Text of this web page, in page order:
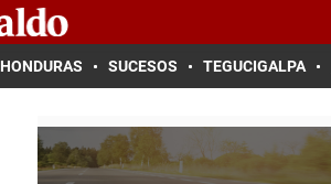
HONDURAS SUCESOS TEGUCIGALPA